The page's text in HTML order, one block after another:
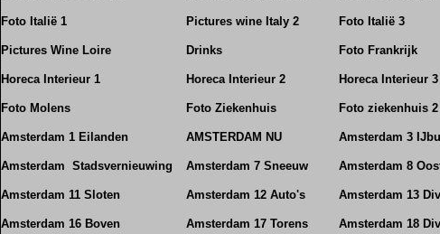
Foto Italië 1 Pictures wine Italy 2 Foto Italië 3
Pictures Wine Loire Drinks Foto Frankrijk
Horeca Interieur 1 Horeca Interieur 2 Horeca Interieur 3
Foto Molens Foto Ziekenhuis Foto ziekenhuis 2
Amsterdam 1 Eilanden AMSTERDAM NU Amsterdam 3
Amsterdam Stadsvernieuwing Amsterdam 7 Sneeuw Amsterdam 8
Amsterdam 11 Sloten Amsterdam 12 Auto's Amsterdam 13
Amsterdam 16 Boven Amsterdam 17 Torens Amsterdam 18